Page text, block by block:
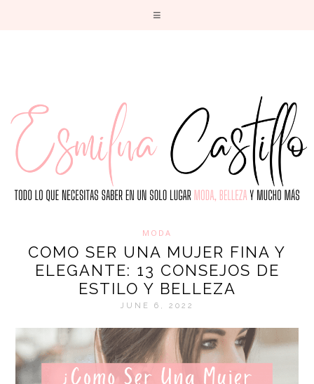
MODA
COMO SER UNA MUJER FINA Y
ELEGANTE: 13 CONSEJOS DE
ESTILO Y BELLEZA
JUNE 6, 2022